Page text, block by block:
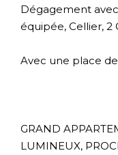
Dégagement
équipée, Cellier, 2
Avec une place
GRAND
LUMINEUX,